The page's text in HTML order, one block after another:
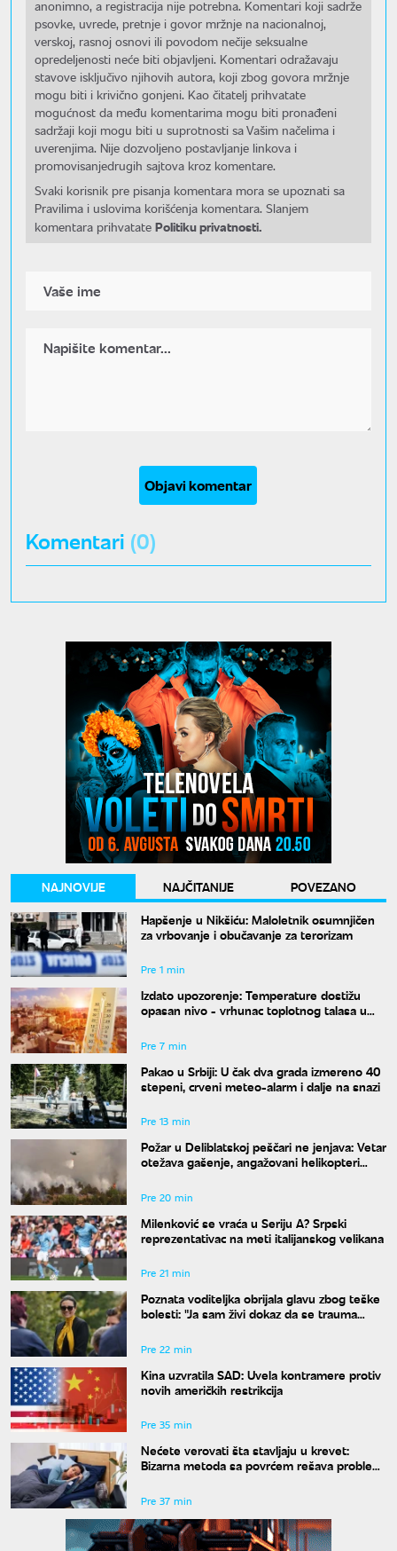
anonimno, a registracija nije potrebna. Komentari koji sadrže
psovke, uvrede, pretnje i govor mržnje na nacionalnoj,
verskoj, rasnoj osnovi ili povodom nečije seksualne
opredeljenosti neće biti objavljeni. Komentari odražavaju
stavove isključivo njihovih autora, koji zbog govora mržnje
mogu biti i krivično gonjeni. Kao čitatelj prihvatate
mogućnost da među komentarima mogu biti pronađeni
sadržaji koji mogu biti u suprotnosti sa Vašim načelima i
uverenjima. Nije dozvoljeno postavljanje linkova i
promovisanjedrugih sajtova kroz komentare.
Svaki korisnik pre pisanja komentara mora se upoznati sa
Pravilima i uslovima korišćenja komentara. Slanjem
komentara prihvatate Politiku privatnosti.
Objavi komentar
Komentari (0)
NAJNOVIJE NAJČITANIJE
POVEZANO
Hapšenje u Nikšiću: Maloletnik osumnjičen
za vrbovanje i obučavanje za terorizam
Pre 1 min
Izdato upozorenje: Temperature dostižu
opasan nivo - vrhunac toplotnog talasa u
Pre 7 min
Pakao u Srbiji: U čak dva grada izmereno 40
stepeni, crveni meteo-alarm i dalje na snazi
Pre 13 min
Požar u Deliblatskoj peščari ne jenjava: Vetar
otežava gašenje, angažovani helikopteri
Pre 20 min
Milenković se vraća u Seriju A? Srpski
reprezentativac na meti italijanskog velikana
Pre 21 min
Poznata voditeljka obrijala glavu zbog teške
bolesti: "Ja sam živi dokaz da se trauma
Pre 22 min
Kina uzvratila SAD: Uvela kontramere protiv
novih američkih restrikcija
Pre 35 min
Nećete verovati šta stavljaju u krevet:
Bizarna metoda sa povrćem rešava problem
Pre 37 min